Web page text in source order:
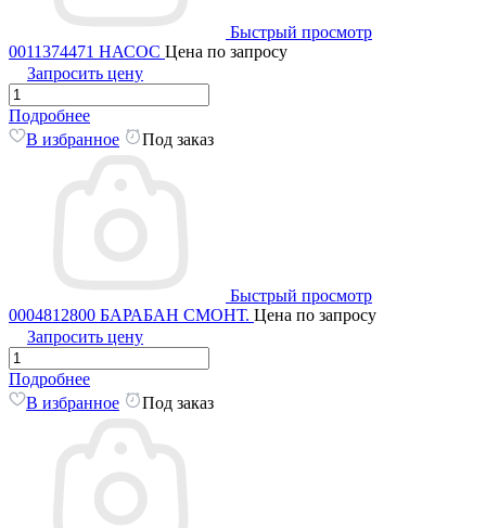
Быстрый просмотр
0011374471 НАСОС Цена по запросу
Запросить цену
Подробнее
В избранное
Под заказ
Быстрый просмотр
0004812800 БАРАБАН СМОНТ. Цена по запросу
Запросить цену
Подробнее
В избранное
Под заказ